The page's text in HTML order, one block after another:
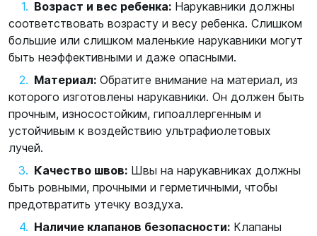
Возраст и вес ребенка: Нарукавники должны
соответствовать возрасту и весу ребенка. Слишком
большие или слишком маленькие нарукавники могут
быть неэффективными и даже опасными.
Материал: Обратите внимание на материал, из
которого изготовлены нарукавники. Он должен быть
прочным, износостойким, гипоаллергенным и
устойчивым к воздействию ультрафиолетовых
лучей.
Качество швов: Швы на нарукавниках должны
быть ровными, прочными и герметичными, чтобы
предотвратить утечку воздуха.
Наличие клапанов безопасности: Клапаны